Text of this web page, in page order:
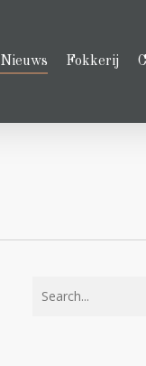
Nieuws Fokkerij